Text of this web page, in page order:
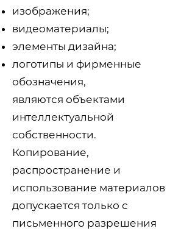
изображения;
видеоматериалы;
элементы дизайна;
логотипы и фирменные
обозначения,
являются объектами
интеллектуальной
собственности.
Копирование,
распространение и
использование материалов
допускается только с
письменного разрешения